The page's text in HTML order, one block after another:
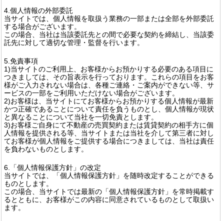
4.個人情報の外部委託
当サイトでは、個人情報を取扱う業務の一部または全部を外部委託
する場合がございます。
この場合、当社は当該委託先との間で必要な契約を締結し、当該委
託先に対して適切な管理・監督を行います。
5.免責事項
1)当サイトのご利用上、お客様からお預かりする必要のある項目に
つきましては、その旨表示を行っております。これらの項目をお客
様がご入力されない場合は、各種ご連絡・ご案内ができない等、サ
ービスの一部をご利用いただけない場合がございます。
2)お客様は、当サイトにてお客様からお預かりする個人情報が最新
かつ正確であることについて責任を負うものとし、個人情報が現状
と異なることについて当社を一切免責とします。
3)お客様ご自身にて不動産の売買契約または賃貸契約の相手方に個
人情報を提供される等、当サイトまたは当社を介して第三者に対し
てお客様が個人情報をご提供する場合につきましては、当社は責任
を負わないものとします。
6.「個人情報保護方針」の改定
当サイトでは、「個人情報保護方針」を随時改定することができる
ものとします。
この場合、当サイトでは最新の「個人情報保護方針」を常時掲載す
るとともに、お客様がこの内容に同意されているものとして取扱い
ます。